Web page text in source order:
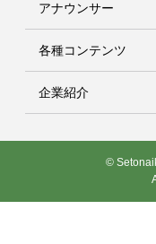
アナウンサー
各種コンテンツ
企業紹介
©